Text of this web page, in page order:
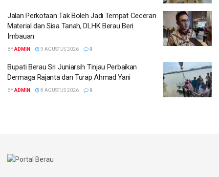
Jalan Perkotaan Tak Boleh Jadi Tempat Ceceran
Material dan Sisa Tanah, DLHK Berau Beri
Imbauan
BYADMIN 9 AGUSTUS 2026 0
Bupati Berau Sri Juniarsih Tinjau Perbaikan
Dermaga Rajanta dan Turap Ahmad Yani
BYADMIN 8 AGUSTUS 2026 0